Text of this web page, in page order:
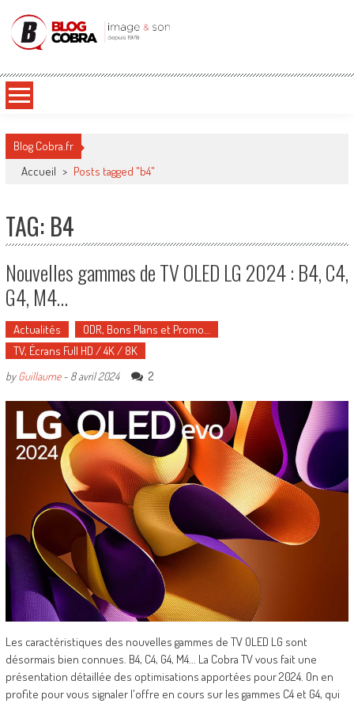
Blog Cobra
Blog Cobra.fr
Accueil > Posts tagged "b4"
TAG: B4
Nouvelles gammes de TV OLED LG 2024 : B4, C4,
G4, M4…
Actualités
ODR, Bons Plans et Promo…
TV, Écrans Full HD / 4K / 8K
byGuillaume- 8 avril 2024 2
Les caractéristiques des nouvelles gammes de TV OLED LG sont
désormais bien connues. B4, C4, G4, M4... La Cobra TV vous fait une
présentation détaillée des optimisations apportées pour 2024. On en
profite pour vous signaler l'offre en cours sur les gammes C4 et G4, qui